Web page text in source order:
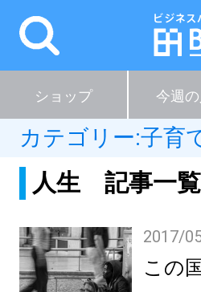
ショップ 今週
カテゴリー:子育
人生 記事一覧
2017/
この